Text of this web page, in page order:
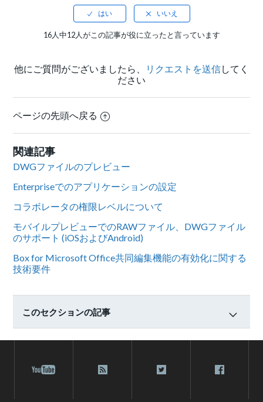
16人中12人がこの記事が役に立ったと言っています
他にご質問がございましたら、 リクエストを送信してく
ださい
ページの先頭へ戻る
関連記事
DWGファイルのプレビュー
Enterpriseでのアプリケーションの設定
コラボレータの権限レベルについて
モバイルプレビューでのRAWファイル、DWGファイル
のサポート (iOSおよびAndroid)
Box for Microsoft Office共同編集機能の有効化に関する
技術要件
このセクションの記事